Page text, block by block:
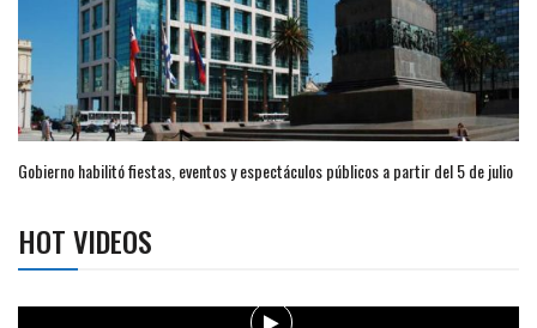
Gobierno habilitó fiestas, eventos y espectáculos públicos a partir del 5 de julio
HOT VIDEOS